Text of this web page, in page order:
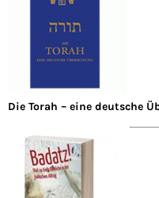
Die Torah – eine deutsche